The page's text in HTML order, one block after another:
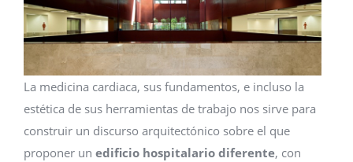
La medicina cardiaca, sus fundamentos, e incluso la
estética de sus herramientas de trabajo nos sirve para
construir un discurso arquitectónico sobre el que
proponer un edificio hospitalario diferente, con